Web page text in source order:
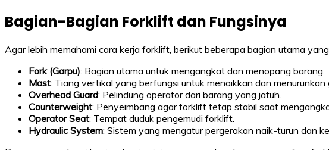
Bagian-Bagian Forklift dan Fungsinya
Agar lebih memahami cara kerja forklift, berikut beberapa bagian utama
Fork (Garpu): Bagian utama untuk mengangkat dan menopang barang.
Mast: Tiang vertikal yang berfungsi untuk menaikkan dan menurunkan
Overhead Guard: Pelindung operator dari barang yang jatuh.
Counterweight: Penyeimbang agar forklift tetap stabil saat
Operator Seat: Tempat duduk pengemudi forklift.
Hydraulic System: Sistem yang mengatur pergerakan naik-turun dan